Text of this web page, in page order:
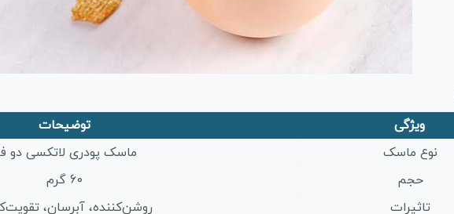
ویژگی
توضیحات
نوع ماسک
ماسک پودری لاتکسی دو
حجم
60 گرم
تاثیرات
روشن‌کننده، آبرسان،